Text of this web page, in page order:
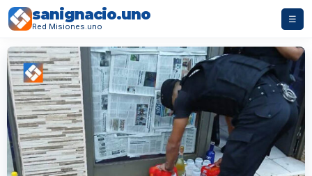
sanignacio.uno
Red Misiones.uno
☰